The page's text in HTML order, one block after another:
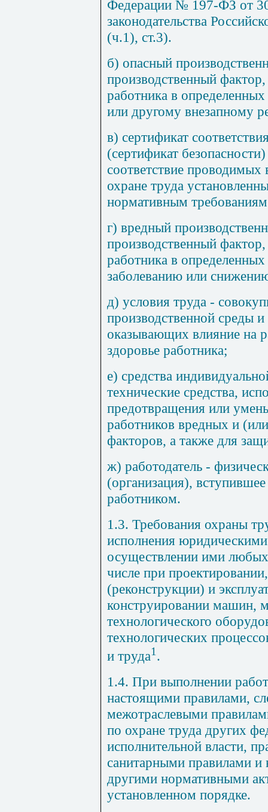
Федерации № 197-ФЗ от
законодательства
(ч.1), ст.3).
б) опасный
производственный
работника в
или другому внезапному
в) сертификат
(сертификат
соответствие проводимых
охране труда
нормативным
г) вредный
производственный
работника в
заболеванию или
д) условия труда -
производственной среды
оказывающих влияние на
здоровье работника;
е) средства
технические средства,
предотвращения или
работников вредных и
факторов, а также для
ж) работодатель -
(организация),
работником.
1.3. Требования охраны
исполнения
осуществлении ими
числе при
(реконструкции) и
конструировании машин,
технологического
технологических
и труда1.
1.4. При выполнении
настоящими правилами,
межотраслевыми
по охране труда других
исполнительной власти,
санитарными правилами
другими нормативными
установленном порядке.